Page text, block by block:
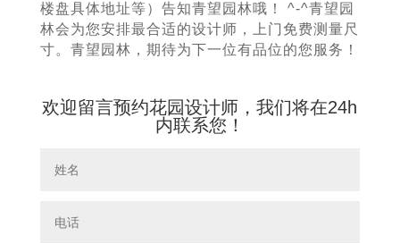
楼盘具体地址等）告知青望园林哦！ ^-^青望园
林会为您安排最合适的设计师，上门免费测量尺
寸。青望园林，期待为下一位有品位的您服务！
欢迎留言预约花园设计师，我们将在24h
内联系您！